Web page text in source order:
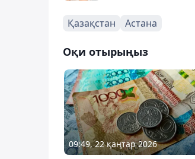
Қазақстан Астана
Оқи отырыңыз
09:49, 22 қаңтар 2026